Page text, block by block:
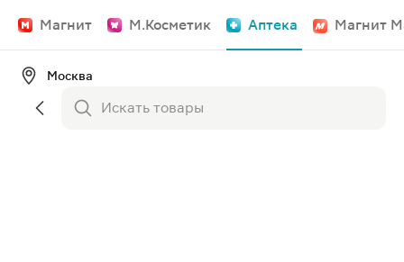
Магнит М.Косметик Аптека Магнит
Москва